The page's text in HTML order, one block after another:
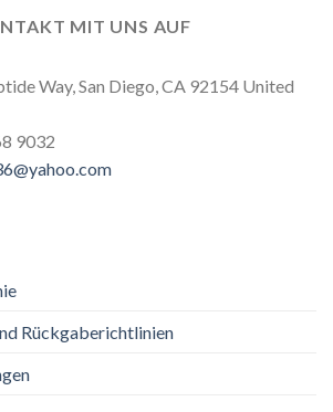
MIT UNS AUF
Way, San Diego, CA 92154 United
9032
Rückgaberichtlinien